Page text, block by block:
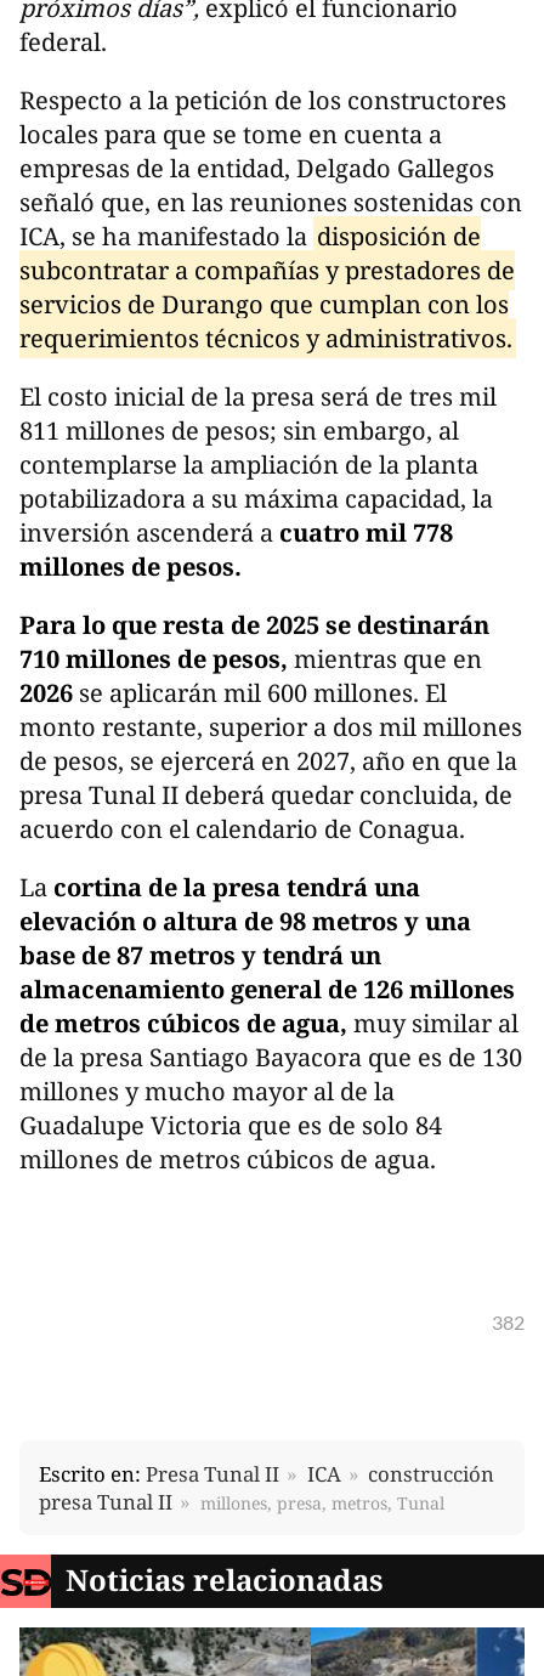
próximos días”, explicó el funcionario
federal.
Respecto a la petición de los constructores
locales para que se tome en cuenta a
empresas de la entidad, Delgado Gallegos
señaló que, en las reuniones sostenidas con
ICA, se ha manifestado la disposición de
subcontratar a compañías y prestadores de
servicios de Durango que cumplan con los
requerimientos técnicos y administrativos.
El costo inicial de la presa será de tres mil
811 millones de pesos; sin embargo, al
contemplarse la ampliación de la planta
potabilizadora a su máxima capacidad, la
inversión ascenderá a cuatro mil 778
millones de pesos.
Para lo que resta de 2025 se destinarán
710 millones de pesos, mientras que en
2026 se aplicarán mil 600 millones. El
monto restante, superior a dos mil millones
de pesos, se ejercerá en 2027, año en que la
presa Tunal II deberá quedar concluida, de
acuerdo con el calendario de Conagua.
La cortina de la presa tendrá una
elevación o altura de 98 metros y una
base de 87 metros y tendrá un
almacenamiento general de 126 millones
de metros cúbicos de agua, muy similar al
de la presa Santiago Bayacora que es de 130
millones y mucho mayor al de la
Guadalupe Victoria que es de solo 84
millones de metros cúbicos de agua.
382
Escrito en: Presa Tunal II ICA
construcción
presa Tunal II
millones, presa, metros, Tunal
Noticias relacionadas